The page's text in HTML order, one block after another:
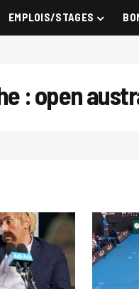
EMPLOIS/STAGES
: open